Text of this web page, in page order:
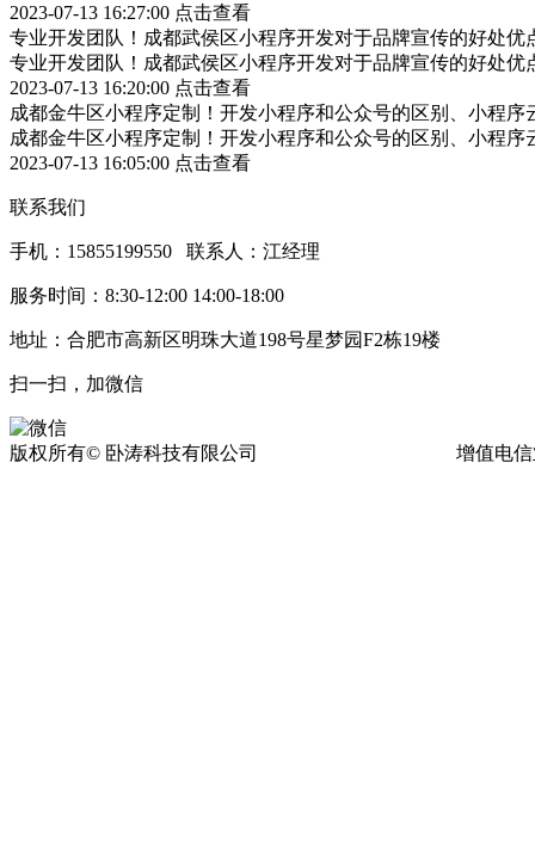
2023-07-13 16:27:00 点击查看
专业开发团队！成都武侯区小程序开发对于品牌宣传的好处优
专业开发团队！成都武侯区小程序开发对于品牌宣传的好处优
2023-07-13 16:20:00 点击查看
成都金牛区小程序定制！开发小程序和公众号的区别、小程
成都金牛区小程序定制！开发小程序和公众号的区别、小程
2023-07-13 16:05:00 点击查看
联系我们
手机：15855199550 联系人：江经理
服务时间：8:30-12:00 14:00-18:00
地址：合肥市高新区明珠大道198号星梦园F2栋19楼
扫一扫，加微信
版权所有© 卧涛科技有限公司 增值电